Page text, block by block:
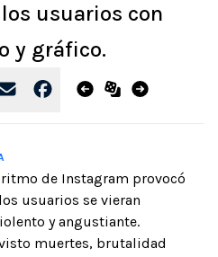
usuarios con
y gráfico.
de Instagram provocó
usuarios se vieran
y angustiante.
muertes, brutalidad